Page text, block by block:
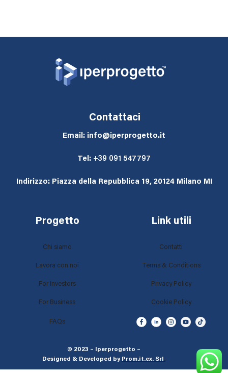
Contattaci
Email: info@iperprogetto.it
Tel: +39 091 547797
Indirizzo: Piazza della Repubblica 19, 20124 Milano MI
Progetto Link utili
Chi siamo Contatti
Lavora con noi Terms & Conditions
For Investors Privacy Policy
For Business Cookie Policy
FAQs
© 2023 – Iperprogetto –
Designed & Developed by Prom.it.ex. Srl .